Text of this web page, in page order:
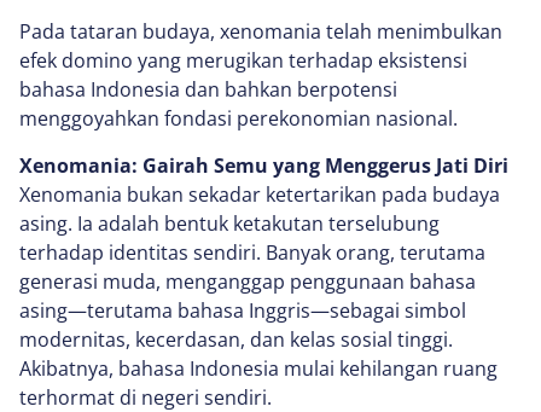
Pada tataran budaya, xenomania telah menimbulkan
efek domino yang merugikan terhadap eksistensi
bahasa Indonesia dan bahkan berpotensi
menggoyahkan fondasi perekonomian nasional.
Xenomania: Gairah Semu yang Menggerus Jati Diri
Xenomania bukan sekadar ketertarikan pada budaya
asing. Ia adalah bentuk ketakutan terselubung
terhadap identitas sendiri. Banyak orang, terutama
generasi muda, menganggap penggunaan bahasa
asing—terutama bahasa Inggris—sebagai simbol
modernitas, kecerdasan, dan kelas sosial tinggi.
Akibatnya, bahasa Indonesia mulai kehilangan ruang
terhormat di negeri sendiri.